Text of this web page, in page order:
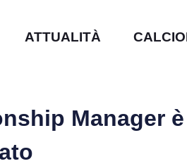
ATTUALITÀ
Manager